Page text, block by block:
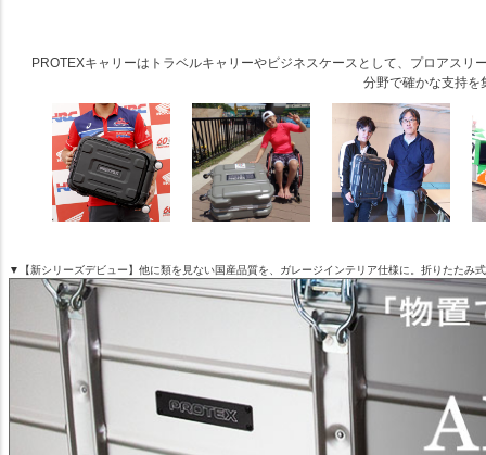
PROTEXキャリーはトラベルキャリーやビジネスケースとして、プロアス
分野で確かな支持を
▼【新シリーズデビュー】他に類を見ない国産品質を、ガレージインテリア仕様に。折りたたみ